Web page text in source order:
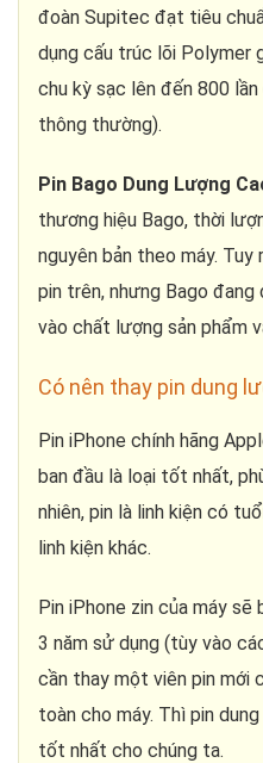
đoàn Supitec đạt tiêu
dụng cấu trúc lõi Polymer
chu kỳ sạc lên đến 800
thông thường).
Pin Bago Dung Lượng
thương hiệu Bago, thời
nguyên bản theo máy.
pin trên, nhưng Bago
vào chất lượng sản phẩm
Có nên thay pin dung
Pin iPhone chính hãng
ban đầu là loại tốt nhất,
nhiên, pin là linh kiện có
linh kiện khác.
Pin iPhone zin của máy
3 năm sử dụng (tùy vào
cần thay một viên pin mới
toàn cho máy. Thì pin
tốt nhất cho chúng ta.